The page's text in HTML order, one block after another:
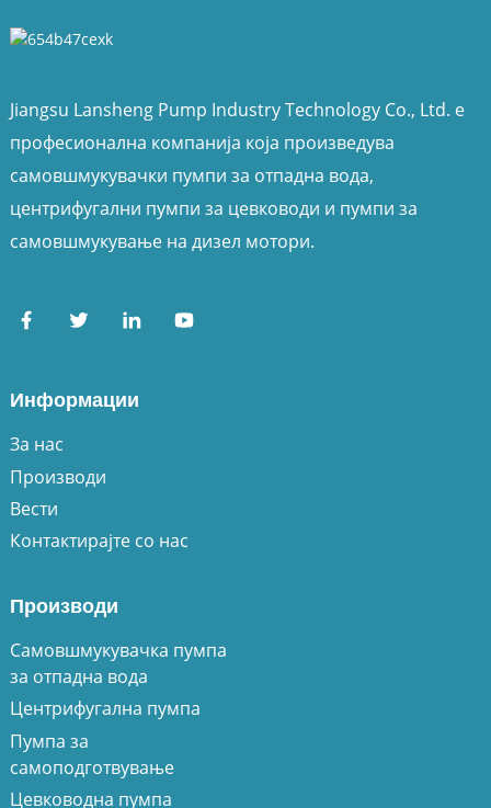
Jiangsu Lansheng Pump Industry Technology Co., Ltd. е
професионална компанија која произведува
самовшмукувачки пумпи за отпадна вода,
центрифугални пумпи за цевководи и пумпи за
самовшмукување на дизел мотори.
Информации
За нас
Производи
Вести
Контактирајте со нас
Производи
Самовшмукувачка пумпа
за отпадна вода
Центрифугална пумпа
Пумпа за
самоподготвување
Цевководна пумпа